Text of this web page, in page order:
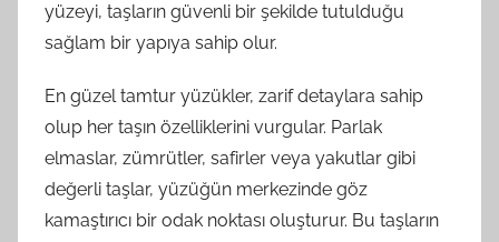
yüzeyi, taşların güvenli bir şekilde tutulduğu
sağlam bir yapıya sahip olur.
En güzel tamtur yüzükler, zarif detaylara sahip
olup her taşın özelliklerini vurgular. Parlak
elmaslar, zümrütler, safirler veya yakutlar gibi
değerli taşlar, yüzüğün merkezinde göz
kamaştırıcı bir odak noktası oluşturur. Bu taşların